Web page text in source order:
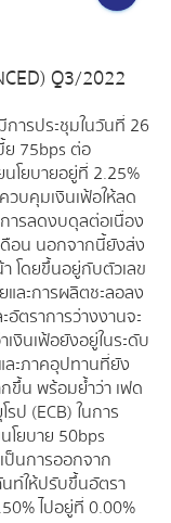
Q3/2022
ารประชุมในวันที่ 26
75bps ต่อ
โยบายอยู่ที่ 2.25%
บคุมเงินเฟ้อให้ลด
ารลดงบดุลต่อเนื่อง
อน นอกจากนี้ยังส่ง
โดยขึ้นอยู่กับตัวเลข
ละการผลิตชะลอลง
ตราการว่างงานจะ
งินเฟ้อยังอยู่ในระดับ
ะภาคอุปทานที่ยัง
ขึ้น พร้อมย้ำว่า เฟด
ป (ECB) ในการ
ยบาย 50bps
ป็นการออกจาก
ท์ให้ปรับขึ้นอัตรา
ไปอยู่ที่ 0.00%